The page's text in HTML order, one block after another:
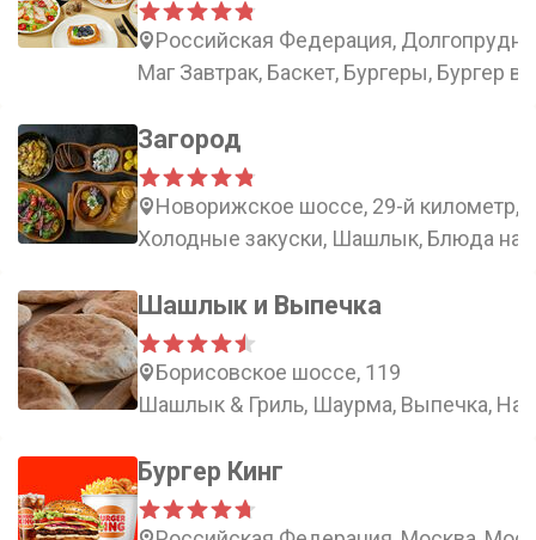
Российская Федерация,
Маг Завтрак, Баскет, Бургеры, Бургер в
Загород
Новорижское шоссе, 29-й километр,
Холодные закуски, Шашлык, Блюда на
Шашлык и Выпечка
Борисовское шоссе, 119
Шашлык & Гриль, Шаурма, Выпечка,
Бургер Кинг